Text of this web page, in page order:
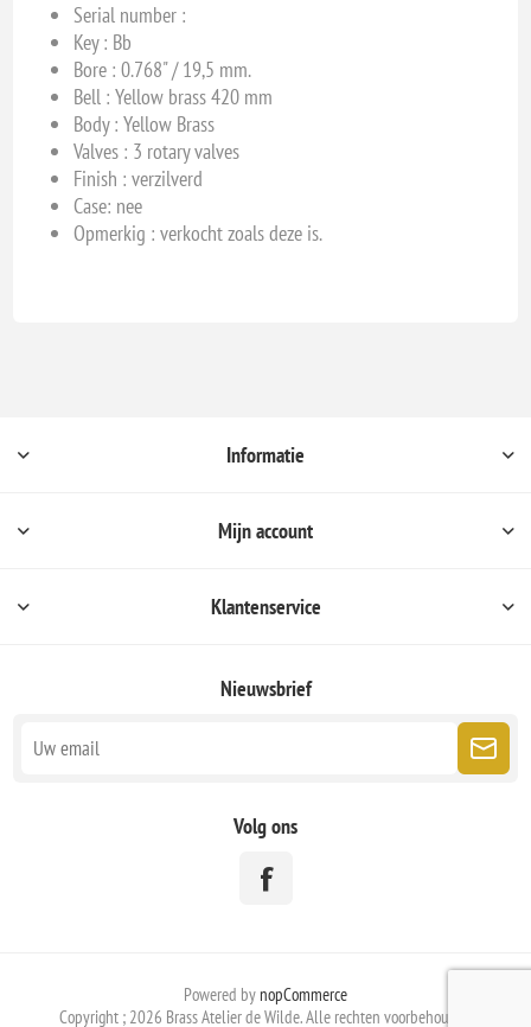
Serial number :
Key : Bb
Bore : 0.768" / 19,5 mm.
Bell : Yellow brass 420 mm
Body : Yellow Brass
Valves : 3 rotary valves
Finish : verzilverd
Case: nee
Opmerkig : verkocht zoals deze is.
Informatie
Mijn account
Klantenservice
Nieuwsbrief
Volg ons
Powered by nopCommerce
Copyright ; 2026 Brass Atelier de Wilde. Alle rechten voorbehouden